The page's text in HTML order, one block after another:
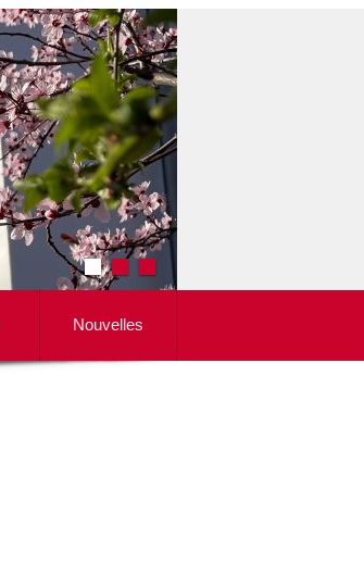
Nouvelles